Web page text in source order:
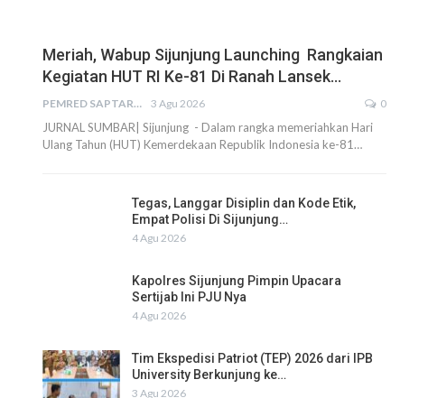
Meriah, Wabup Sijunjung Launching Rangkaian
Kegiatan HUT RI Ke-81 Di Ranah Lansek…
PEMRED SAPTARIUS 3 Agu 2026 0
JURNAL SUMBAR| Sijunjung - Dalam rangka memeriahkan Hari
Ulang Tahun (HUT) Kemerdekaan Republik Indonesia ke-81…
Tegas, Langgar Disiplin dan Kode Etik,
Empat Polisi Di Sijunjung…
4 Agu 2026
Kapolres Sijunjung Pimpin Upacara
Sertijab Ini PJU Nya
4 Agu 2026
Tim Ekspedisi Patriot (TEP) 2026 dari IPB
University Berkunjung ke…
3 Agu 2026